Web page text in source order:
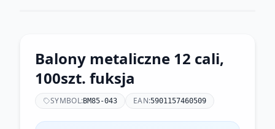
Balony metaliczne 12 cali,
100szt. fuksja
SYMBOL:BM85-043 EAN:5901157460509